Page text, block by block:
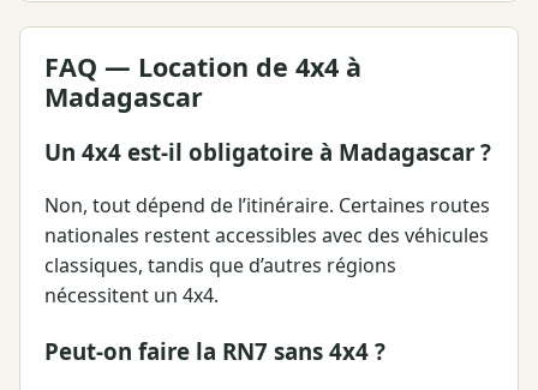
FAQ — Location de 4x4 à
Madagascar
Un 4x4 est-il obligatoire à Madagascar ?
Non, tout dépend de l’itinéraire. Certaines routes
nationales restent accessibles avec des véhicules
classiques, tandis que d’autres régions
nécessitent un 4x4.
Peut-on faire la RN7 sans 4x4 ?